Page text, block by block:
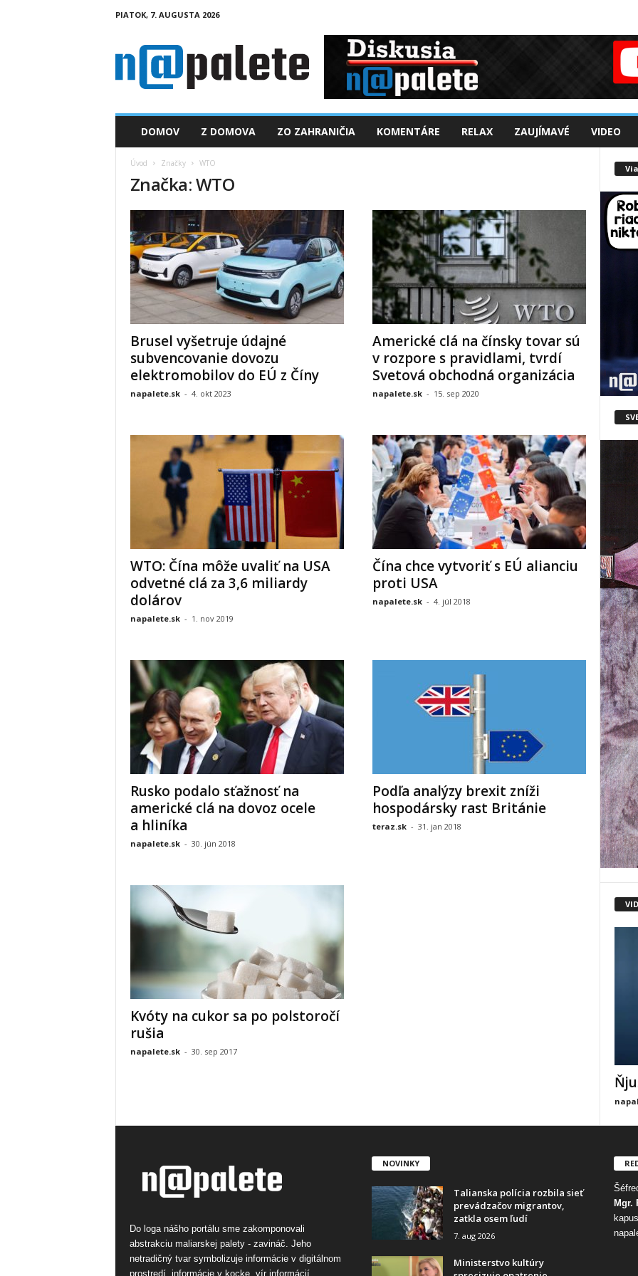
PIATOK, 7. AUGUSTA 2026
a
DOMOV Z DOMOVA ZO ZAHRANIČIA KOMENTÁRE RELAX ZAUJÍMAVÉ VIDEO
Úvod Značky WTO
Značka: WTO
Brusel vyšetruje údajné
subvencovanie dovozu
elektromobilov do EÚ z Číny
napalete.sk - 4. okt 2023
Americké clá na čínsky tovar sú
v rozpore s pravidlami, tvrdí
Svetová obchodná organizácia
napalete.sk - 15. sep 2020
WTO: Čína môže uvaliť na USA
odvetné clá za 3,6 miliardy
dolárov
napalete.sk - 1. nov 2019
Čína chce vytvoriť s EÚ alianciu
proti USA
napalete.sk - 4. júl 2018
Rusko podalo sťažnosť na
americké clá na dovoz ocele
a hliníka
napalete.sk - 30. jún 2018
Podľa analýzy brexit zníži
hospodársky rast Británie
teraz.sk - 31. jan 2018
Kvóty na cukor sa po polstoročí
rušia
napalete.sk - 30. sep 2017
Do loga nášho portálu sme zakomponovali
abstrakciu maliarskej palety - zavináč. Jeho
netradičný tvar symbolizuje informácie v digitálnom
prostredí, informácie v kocke, vír informácií.
NOVINKY
Talianska polícia rozbila sieť
prevádzačov migrantov,
zatkla osem ľudí
7. aug 2026
Ministerstvo kultúry
Mgr.